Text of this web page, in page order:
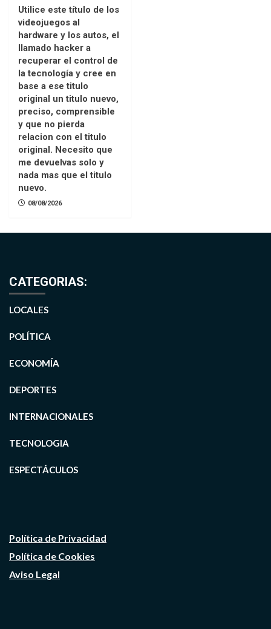
Utilice este título de los
videojuegos al
hardware y los autos, el
llamado hacker a
recuperar el control de
la tecnología y cree en
base a ese titulo
original un titulo nuevo,
preciso, comprensible
y que no pierda
relacion con el titulo
original. Necesito que
me devuelvas solo y
nada mas que el titulo
nuevo.
08/08/2026
CATEGORIAS:
LOCALES
POLÍTICA
ECONOMÍA
DEPORTES
INTERNACIONALES
TECNOLOGIA
ESPECTÁCULOS
Política de Privacidad
Política de Cookies
Aviso Legal